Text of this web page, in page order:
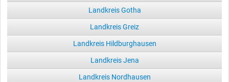
Landkreis Gotha
Landkreis Greiz
Landkreis Hildburghausen
Landkreis Jena
Landkreis Nordhausen